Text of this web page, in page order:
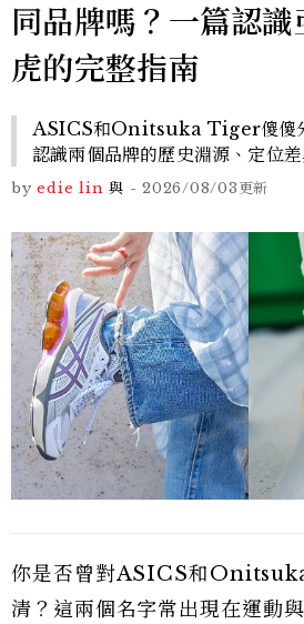
同品牌嗎？一篇認
虎的完整指南
ASICS和Onitsuka Tiger傻傻
認識兩個品牌的歷史淵源、定位差
by edie lin 與 - 2026/08/03更新
你是否曾對ASICS和
清？這兩個名字常出現在運動